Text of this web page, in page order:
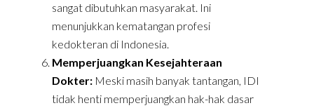
sangat dibutuhkan masyarakat. Ini
menunjukkan kematangan profesi
kedokteran di Indonesia.
Memperjuangkan Kesejahteraan
Dokter: Meski masih banyak tantangan, IDI
tidak henti memperjuangkan hak-hak dasar